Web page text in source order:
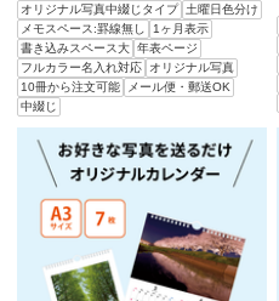
オリジナル写真中綴じタイプ
土曜日色分け
メモスペース:罫線無し
1ヶ月表示
書き込みスペース大 年表ページ
フルカラー名入れ対応
オリジナル写真
10冊から注文可能
メール便・郵送OK
中綴じ